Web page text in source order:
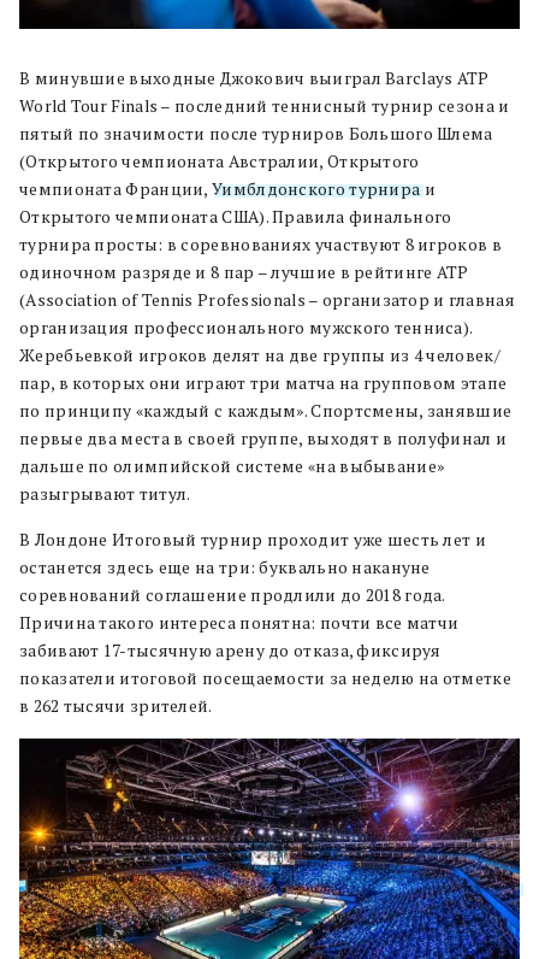
В минувшие выходные Джокович выиграл Barclays ATP
World Tour Finals – последний теннисный турнир сезона и
пятый по значимости после турниров Большого Шлема
(Открытого чемпионата Австралии, Открытого
чемпионата Франции,Уимблдонского турнираи
Открытого чемпионата США). Правила финального
турнира просты: в соревнованиях участвуют 8 игроков в
одиночном разряде и 8 пар – лучшие в рейтинге ATP
(Association of Tennis Professionals – организатор и главная
организация профессионального мужского тенниса).
Жеребьевкой игроков делят на две группы из 4 человек/
пар, в которых они играют три матча на групповом этапе
по принципу «каждый с каждым». Спортсмены, занявшие
первые два места в своей группе, выходят в полуфинал и
дальше по олимпийской системе «на выбывание»
разыгрывают титул.
В Лондоне Итоговый турнир проходит уже шесть лет и
останется здесь еще на три: буквально накануне
соревнований соглашение продлили до 2018 года.
Причина такого интереса понятна: почти все матчи
забивают 17-тысячную арену до отказа, фиксируя
показатели итоговой посещаемости за неделю на отметке
в 262 тысячи зрителей.